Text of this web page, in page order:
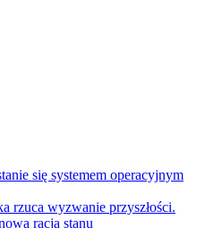
się systemem operacyjnym
rzuca wyzwanie przyszłości.
racja stanu